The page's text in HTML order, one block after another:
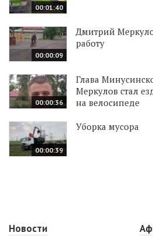
00:01:40
00:00:09
Дмитрий
работу
00:00:36
Глава
Меркулов стал
на велосипеде
00:00:39
Уборка мусора
Новости